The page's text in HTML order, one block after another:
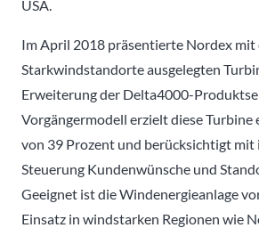
USA.
Im April 2018 präsentierte Nordex mit
Starkwindstandorte ausgelegten
Erweiterung der Delta4000-
Vorgängermodell erzielt diese
von 39 Prozent und berücksichtigt
Steuerung Kundenwünsche und
Geeignet ist die Windenergieanlage
Einsatz in windstarken Regionen wie